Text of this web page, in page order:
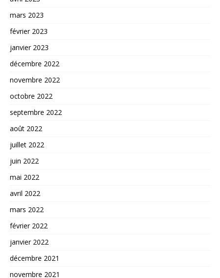
mars 2023
février 2023
janvier 2023
décembre 2022
novembre 2022
octobre 2022
septembre 2022
août 2022
juillet 2022
juin 2022
mai 2022
avril 2022
mars 2022
février 2022
janvier 2022
décembre 2021
novembre 2021